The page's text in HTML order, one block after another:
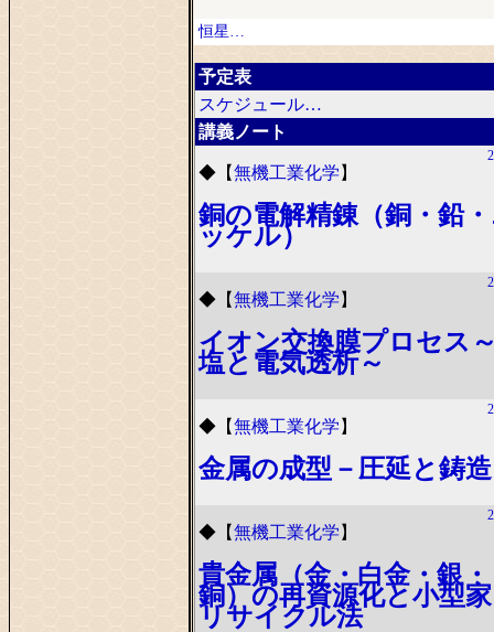
恒星…
予定表
スケジュール…
講義ノート
◆ 【無機工業化学 】
銅の電解精錬（銅・鉛
ッケル）
◆ 【無機工業化学 】
イオン交換膜プロセス
塩と電気透析～
◆ 【無機工業化学 】
金属の成型－圧延と鋳
◆ 【無機工業化学 】
貴金属（金・白金・銀・
銅）の再資源化と小型
リサイクル法